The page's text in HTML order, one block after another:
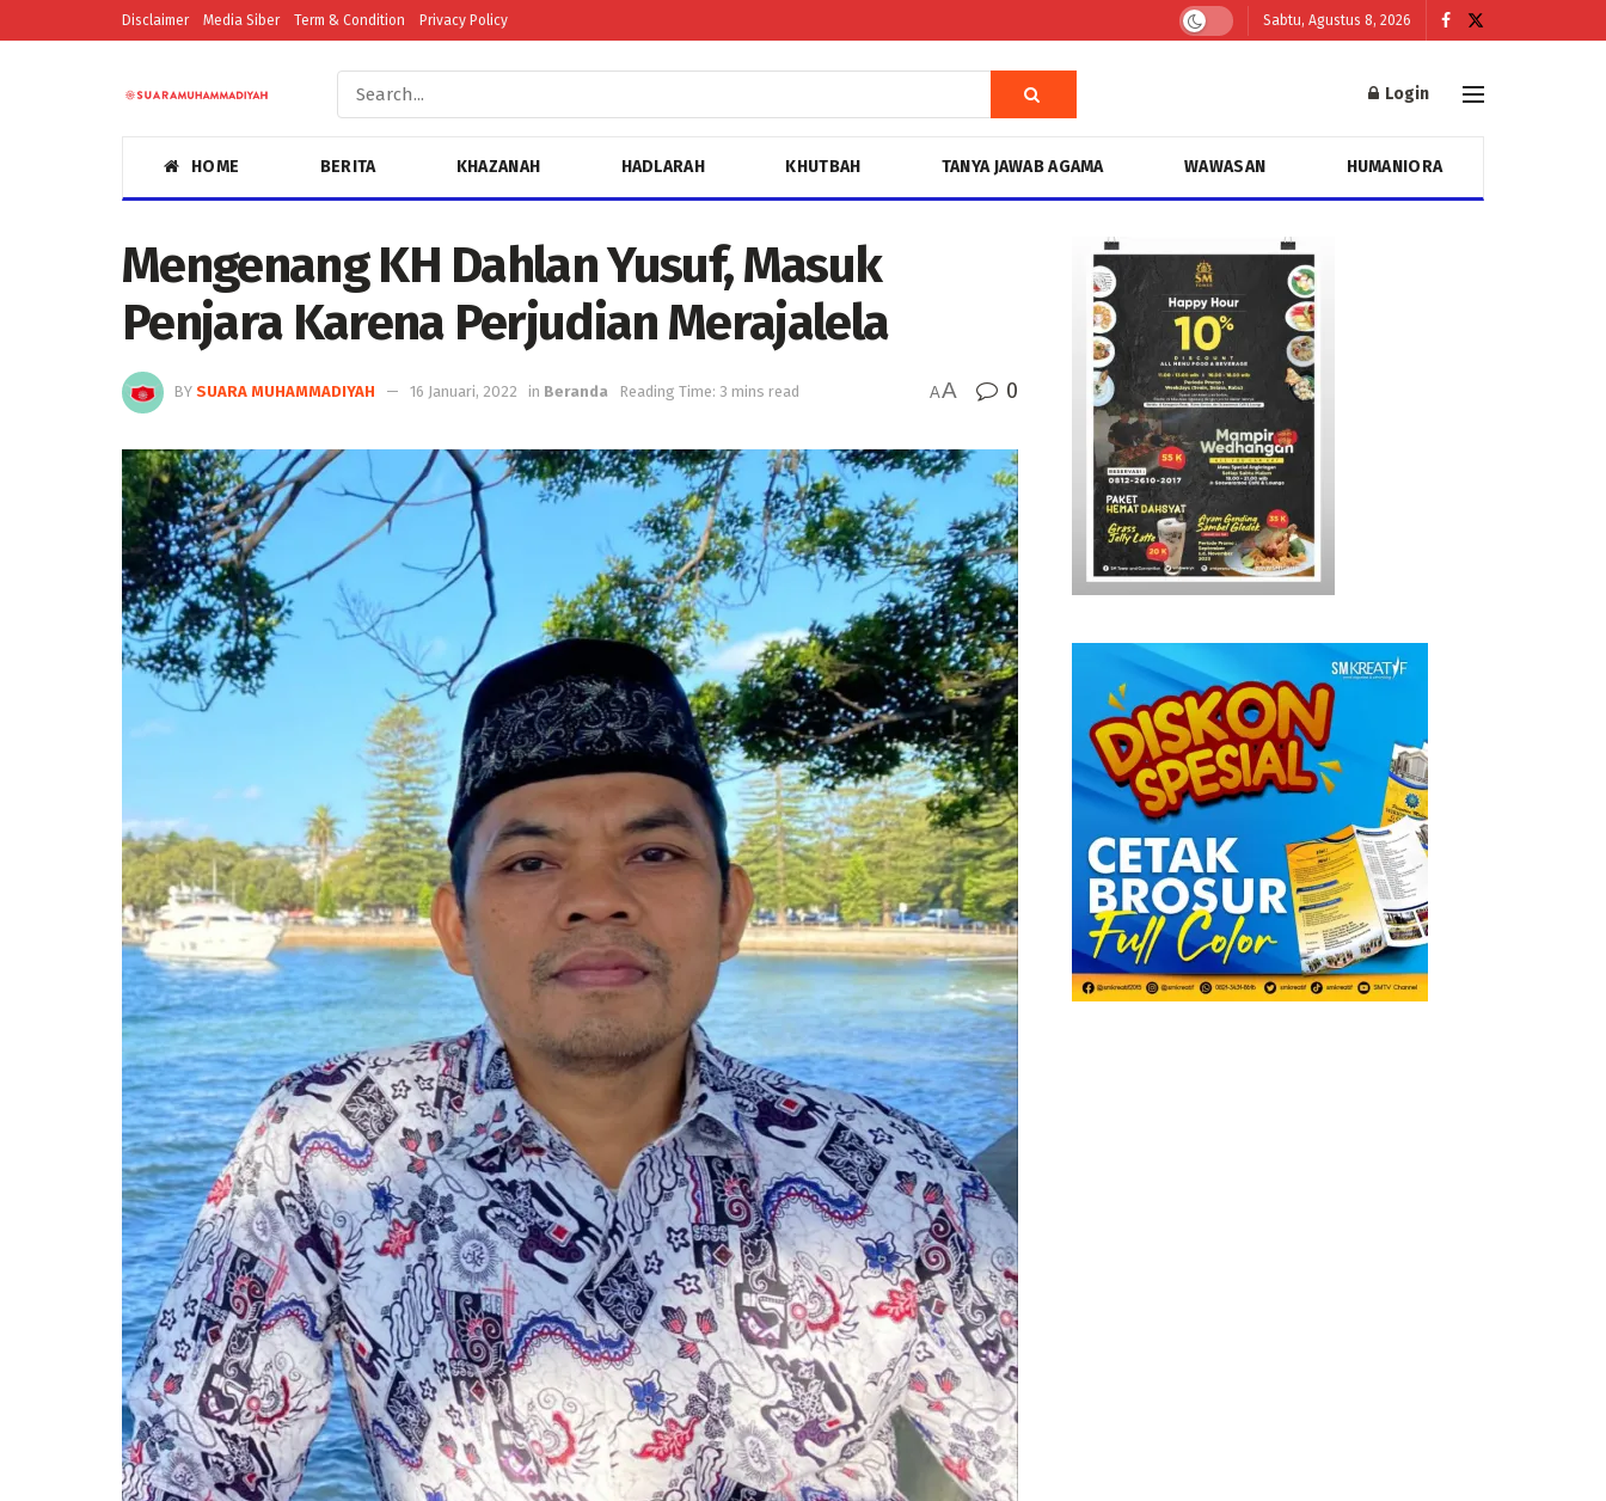
Disclaimer Media Siber Term & Condition Privacy Policy Sabtu, Agustus 8, 2026
Login
HOME BERITA KHAZANAH HADLARAH KHUTBAH TANYA JAWAB AGAMA WAWASAN HUMANIORA
Mengenang KH Dahlan Yusuf, Masuk
Penjara Karena Perjudian Merajalela
BY SUARA MUHAMMADIYAH 16 Januari, 2022 in Beranda Reading Time: 3 mins read AA 0